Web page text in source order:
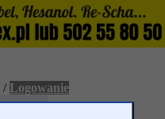
/ Logowanie